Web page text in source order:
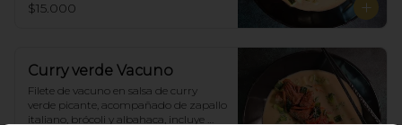
$15.000
Curry verde Vacuno
Filete de vacuno en salsa de curry
verde picante, acompañado de zapallo
italiano, brócoli y albahaca, incluye